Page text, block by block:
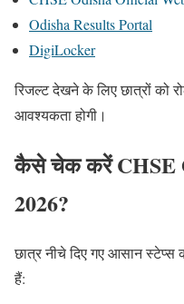
Odisha Results Portal
DigiLocker
रिजल्ट देखने के लिए छात्रों को
आवश्यकता होगी।
कैसे चेक करें CHSE
2026?
छात्र नीचे दिए गए आसान
हैं: